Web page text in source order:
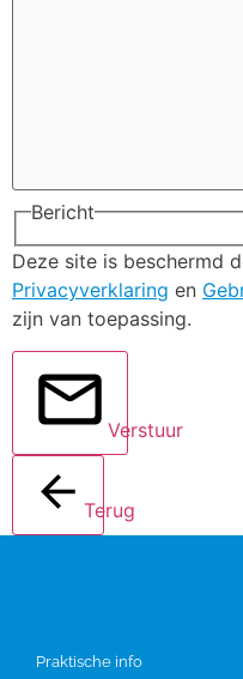
Bericht
Deze site is beschermd
Privacyverklaring en
zijn van toepassing.
Verstuur
Terug
Praktische info